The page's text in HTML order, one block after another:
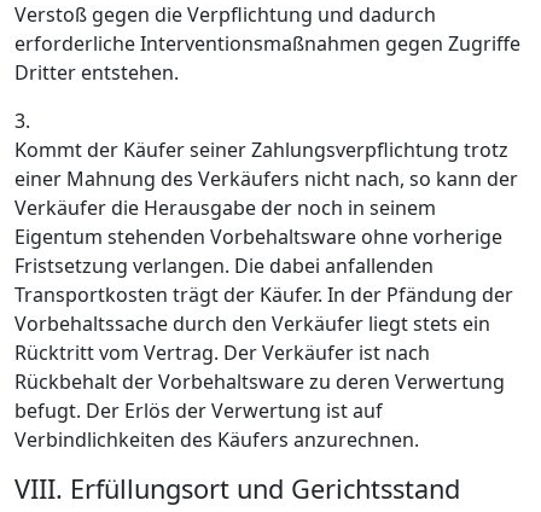
Verstoß gegen die Verpflichtung und dadurch
erforderliche Interventionsmaßnahmen gegen Zugriffe
Dritter entstehen.
3.
Kommt der Käufer seiner Zahlungsverpflichtung trotz
einer Mahnung des Verkäufers nicht nach, so kann der
Verkäufer die Herausgabe der noch in seinem
Eigentum stehenden Vorbehaltsware ohne vorherige
Fristsetzung verlangen. Die dabei anfallenden
Transportkosten trägt der Käufer. In der Pfändung der
Vorbehaltssache durch den Verkäufer liegt stets ein
Rücktritt vom Vertrag. Der Verkäufer ist nach
Rückbehalt der Vorbehaltsware zu deren Verwertung
befugt. Der Erlös der Verwertung ist auf
Verbindlichkeiten des Käufers anzurechnen.
VIII. Erfüllungsort und Gerichtsstand